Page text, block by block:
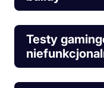
Testy